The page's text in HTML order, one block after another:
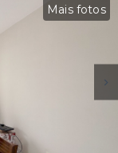
Mais fotos